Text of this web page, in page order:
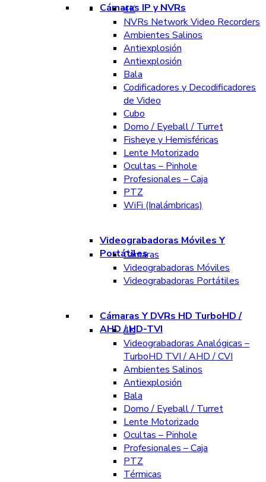
Cámaras IP y NVRs
4K
NVRs Network Video Recorders
Ambientes Salinos
Antiexplosión
Antiexplosión
Bala
Codificadores y Decodificadores
de Video
Cubo
Domo / Eyeball / Turret
Fisheye y Hemisféricas
Lente Motorizado
Ocultas – Pinhole
Profesionales – Caja
PTZ
WiFi (Inalámbricas)
Videograbadoras Móviles Y
Portátiles
Cámaras
Videograbadoras Móviles
Videograbadoras Portátiles
Cámaras Y DVRs HD TurboHD /
AHD / HD-TVI
4K
Videograbadoras Analógicas –
TurboHD TVI / AHD / CVI
Ambientes Salinos
Antiexplosión
Bala
Domo / Eyeball / Turret
Lente Motorizado
Ocultas – Pinhole
Profesionales – Caja
PTZ
Térmicas